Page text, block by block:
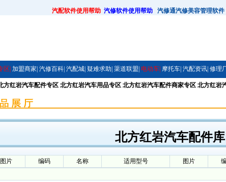
汽配软件使用帮助 汽修软件使用帮助 汽修通汽修美容管理软件
区| 加盟商家| 汽修百科| 汽配城| 疑难求助| 渠道联盟| 电动车| 摩托车| 汽配资讯| 修理
方红岩汽车配件专区 北方红岩汽车用品专区 北方红岩汽车配件商家专区 北方红岩
北方红岩汽车配件库
图片 编码 名称 适用型号 图片